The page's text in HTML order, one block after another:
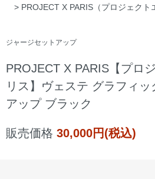
> PROJECT X PARIS（プロジェクト
ジャージセットアップ
PROJECT X PARIS【プロ
リス】ヴェステ グラフィッ
アップ ブラック
販売価格 30,000円(税込)